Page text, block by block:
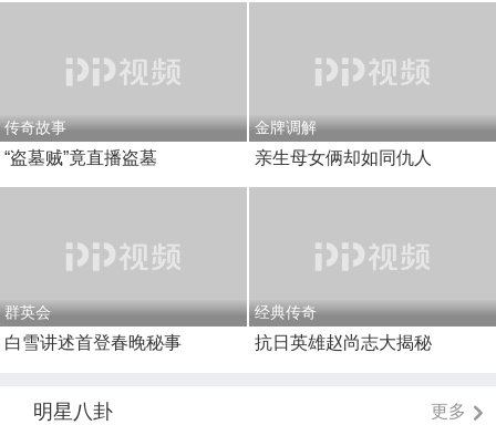
传奇故事
“盗墓贼”竟直播盗墓
金牌调解
亲生母女俩却如同仇人
群英会
白雪讲述首登春晚秘事
经典传奇
抗日英雄赵尚志大揭秘
明星八卦 更多